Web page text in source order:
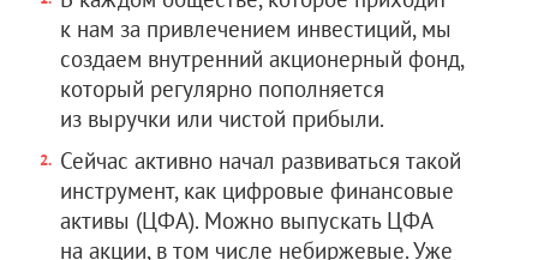
к нам за привлечением инвестиций, мы
создаем внутренний акционерный фонд,
который регулярно пополняется
из выручки или чистой прибыли.
Сейчас активно начал развиваться такой
инструмент, как цифровые финансовые
активы (ЦФА). Можно выпускать ЦФА
на акции, в том числе небиржевые. Уже